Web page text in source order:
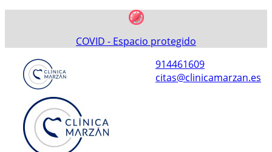
COVID - Espacio protegido
914461609
citas@clinicamarzan.es